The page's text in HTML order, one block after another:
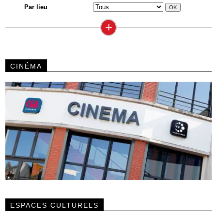
Par lieu
+
CINÉMA
ESPACES CULTURELS